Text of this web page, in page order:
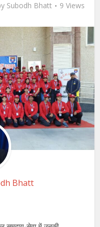
Subodh Bhatt 9 Views
Bhatt